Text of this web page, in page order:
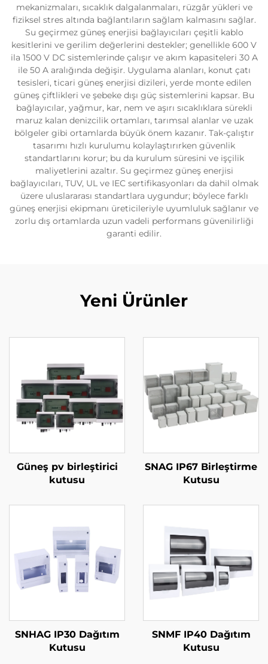
mekanizmaları, sıcaklık dalgalanmaları, rüzgâr yükleri ve
fiziksel stres altında bağlantıların sağlam kalmasını sağlar.
Su geçirmez güneş enerjisi bağlayıcıları çeşitli kablo
kesitlerini ve gerilim değerlerini destekler; genellikle 600 V
ila 1500 V DC sistemlerinde çalışır ve akım kapasiteleri 30 A
ile 50 A aralığında değişir. Uygulama alanları, konut çatı
tesisleri, ticari güneş enerjisi dizileri, yerde monte edilen
güneş çiftlikleri ve şebeke dışı güç sistemlerini kapsar. Bu
bağlayıcılar, yağmur, kar, nem ve aşırı sıcaklıklara sürekli
maruz kalan denizcilik ortamları, tarımsal alanlar ve uzak
bölgeler gibi ortamlarda büyük önem kazanır. Tak-çalıştır
tasarımı hızlı kurulumu kolaylaştırırken güvenlik
standartlarını korur; bu da kurulum süresini ve işçilik
maliyetlerini azaltır. Su geçirmez güneş enerjisi
bağlayıcıları, TUV, UL ve IEC sertifikasyonları da dahil olmak
üzere uluslararası standartlara uygundur; böylece farklı
güneş enerjisi ekipmanı üreticileriyle uyumluluk sağlanır ve
zorlu dış ortamlarda uzun vadeli performans güvenilirliği
garanti edilir.
Yeni Ürünler
Güneş pv birleştirici
kutusu
SNAG IP67 Birleştirme
Kutusu
SNHAG IP30 Dağıtım
Kutusu
SNMF IP40 Dağıtım
Kutusu